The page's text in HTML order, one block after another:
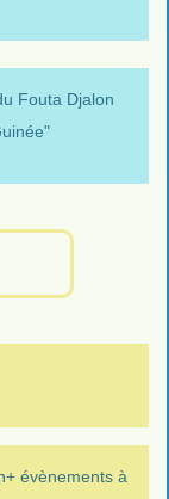
Fouta Djalon
évènements à